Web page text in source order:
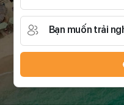
Bạn muốn trải